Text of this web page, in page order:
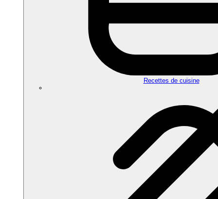
Recettes de cuisine